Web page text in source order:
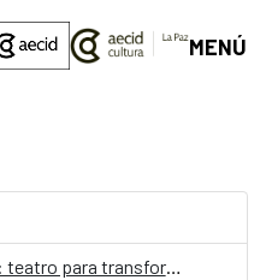
MENÚ
OI OI OI. Objetos e inmersión: teatro para transformar la escuela